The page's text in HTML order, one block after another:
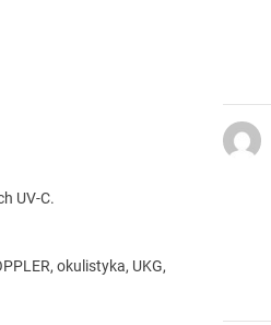
UV-C.
okulistyka, UKG,